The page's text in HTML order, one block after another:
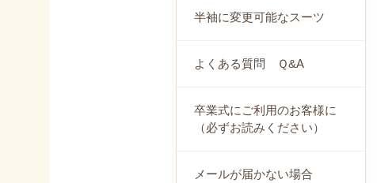
半袖に変更可能なスーツ
よくある質問 Ｑ&A
卒業式にご利用のお客様に
（必ずお読みください）
メールが届かない場合